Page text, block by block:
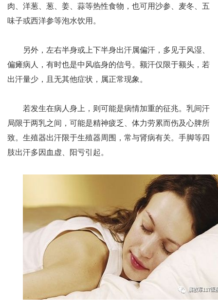
肉、洋葱、葱、姜、蒜等热性食物，也可用沙参、麦冬、五
味子或西洋参等泡水饮用。
另外，左右半身或上下半身出汗属偏汗，多见于风湿、
偏瘫病人，有时也是中风临身的信号。额汗仅限于额头，若
出汗量少，且无其他症状，属正常现象。
若发生在病人身上，则可能是病情加重的征兆。乳间汗
局限于两乳之间，可能是精神疲乏、体力劳累而伤及心脾所
致。生殖器出汗限于生殖器周围，常与肾病有关。手脚等四
肢出汗多因血虚、阳亏引起。